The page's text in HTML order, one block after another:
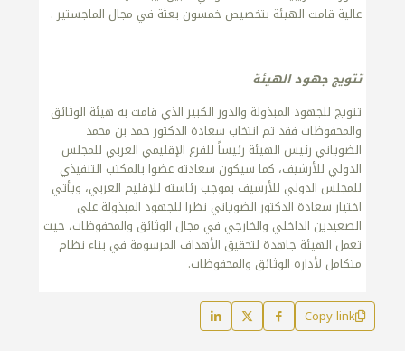
عالية قامت الهيئة بتخصيص خمسون بعثة في مجال الماجستير .
تتويج جهود الهيئة
تتويج للجهود المبذولة والدور الكبير الذي قامت به هيئة الوثائق
والمحفوظات فقد تم انتخاب سعادة الدكتور حمد بن محمد
الضوياني رئيس الهيئة رئيساً للفرع الإقليمي العربي للمجلس
الدولي للأرشيف، كما سيكون سعادته عضوا بالمكتب التنفيذي
للمجلس الدولي للأرشيف بموجب رئاسته للإقليم العربي، ويأتي
اختيار سعادة الدكتور الضوياني نظرا للجهود المبذولة على
الصعيدين الداخلي والخارجي في مجال الوثائق والمحفوظات، حيث
تعمل الهيئة جاهدة لتحقيق الأهداف المرسومة في بناء نظام
متكامل لأداره الوثائق والمحفوظات.
Copy link